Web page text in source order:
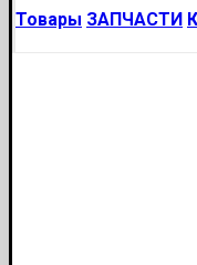
Товары ЗАПЧАСТИ